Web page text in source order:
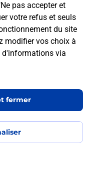
pas accepter et
votre refus et seuls
du site
modifier vos choix à
via
fermer
MOLHAIN